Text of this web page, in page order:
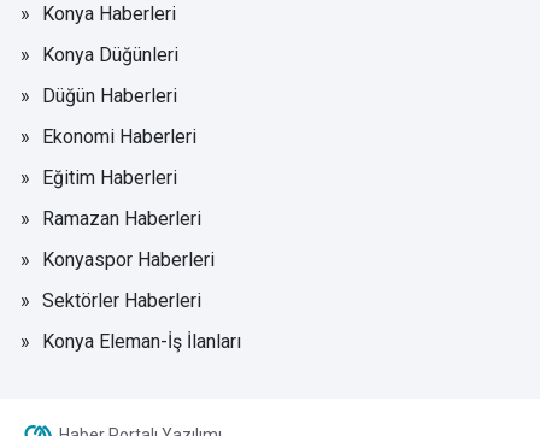
Konya Haberleri
Konya Düğünleri
Düğün Haberleri
Ekonomi Haberleri
Eğitim Haberleri
Ramazan Haberleri
Konyaspor Haberleri
Sektörler Haberleri
Konya Eleman-İş İlanları